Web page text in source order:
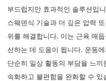
부드럽지만 효과적인 솔루션입
스웨덴식 기술과 더 깊은 압력
위를 해결합니다. 이는 근육 매
선하는 데 도움이 됩니다. 운동
단순히 일상 활동의 부담을 느
속화하고 불편함을 완화할 수 있